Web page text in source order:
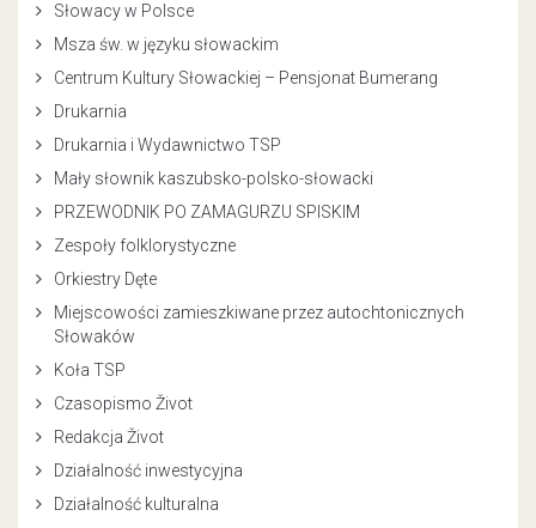
Słowacy w Polsce
Msza św. w języku słowackim
Centrum Kultury Słowackiej – Pensjonat Bumerang
Drukarnia
Drukarnia i Wydawnictwo TSP
Mały słownik kaszubsko-polsko-słowacki
PRZEWODNIK PO ZAMAGURZU SPISKIM
Zespoły folklorystyczne
Orkiestry Dęte
Miejscowości zamieszkiwane przez autochtonicznych
Słowaków
Koła TSP
Czasopismo Život
Redakcja Život
Działalność inwestycyjna
Działalność kulturalna